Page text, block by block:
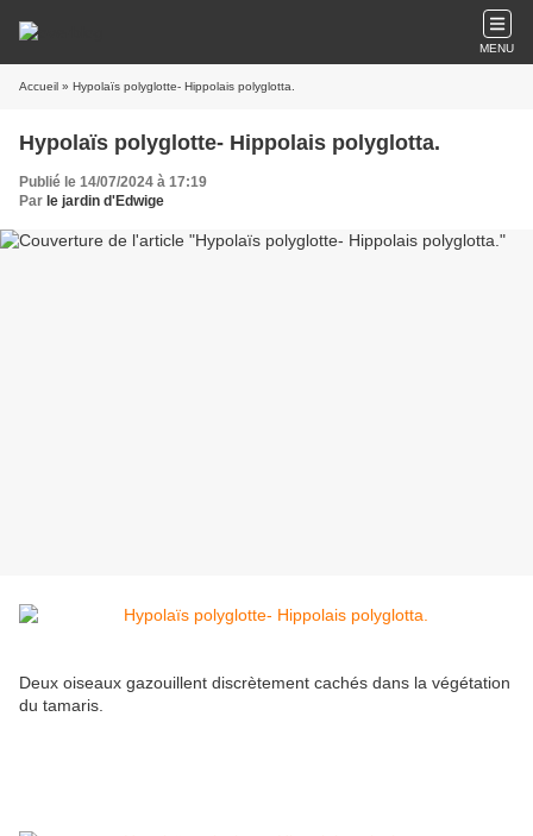
MENU
Accueil » Hypolaïs polyglotte- Hippolais polyglotta.
Hypolaïs polyglotte- Hippolais polyglotta.
Publié le 14/07/2024 à 17:19
Par le jardin d'Edwige
Deux oiseaux gazouillent discrètement cachés dans la végétation
du tamaris.